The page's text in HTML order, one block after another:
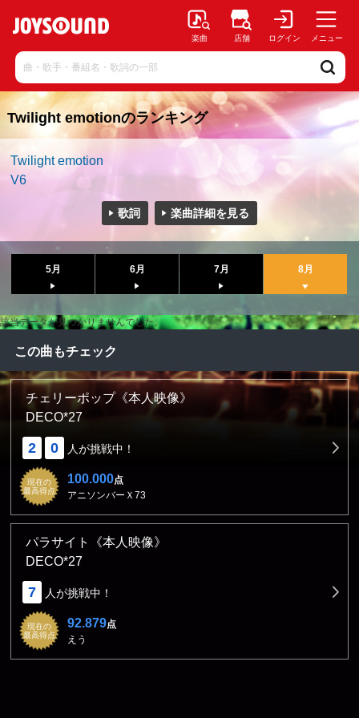
楽曲 店舗 ログイン メニュー
Twilight emotionのランキング
Twilight emotion
V6
歌詞 楽曲詳細を見る
5月 6月 7月 8月
該当データが見つかりませんでした。
この曲もチェック
チェリーポップ《本人映像》
DECO*27
2 0 人が挑戦中！
現在の
最高得点
100.000点
アニソンバーＸ73
パラサイト《本人映像》
DECO*27
7 人が挑戦中！
現在の
最高得点
92.879点
えう